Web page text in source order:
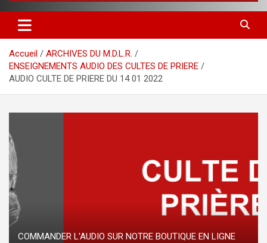
Accueil
ARCHIVES DU M.D.L.R.
ENSEIGNEMENTS AUDIO DES CULTES DE PRIERE
AUDIO CULTE DE PRIERE DU 14 01 2022
COMMANDER L'AUDIO SUR NOTRE BOUTIQUE EN LIGNE